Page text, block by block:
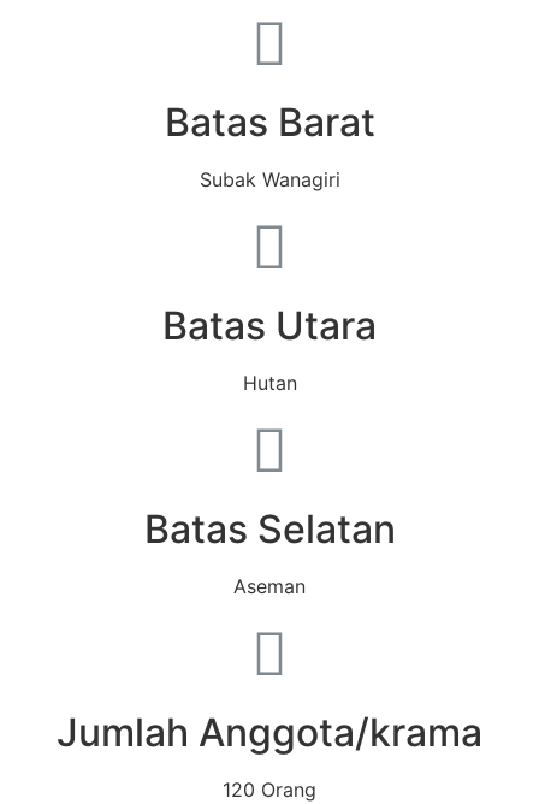
Batas Barat
Subak Wanagiri
Batas Utara
Hutan
Batas Selatan
Aseman
Jumlah Anggota/krama
120 Orang